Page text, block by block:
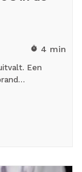
timer 4 min
Een